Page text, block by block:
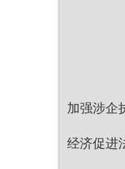
加强涉企
经济促进